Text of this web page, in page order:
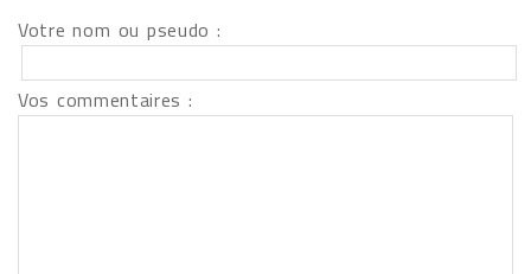
Votre nom ou pseudo :
Vos commentaires :